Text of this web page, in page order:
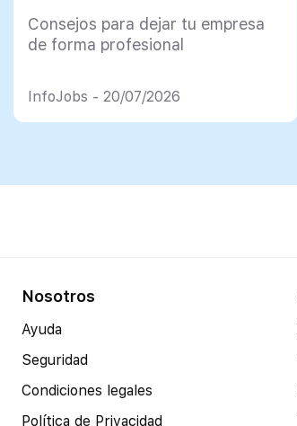
Consejos para dejar tu empresa
de forma profesional
InfoJobs - 20/07/2026
Nosotros
Ayuda
Seguridad
Condiciones legales
Política de Privacidad